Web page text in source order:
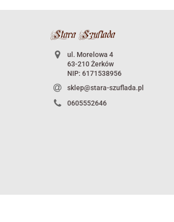
ul. Morelowa 4
63-210 Żerków
NIP: 6171538956
sklep@stara-szuflada.pl
0605552646